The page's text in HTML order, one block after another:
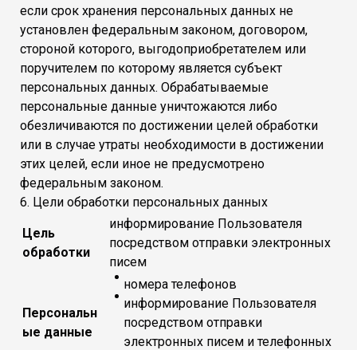
если срок хранения персональных данных не
установлен федеральным законом, договором,
стороной которого, выгодоприобретателем или
поручителем по которому является субъект
персональных данных. Обрабатываемые
персональные данные уничтожаются либо
обезличиваются по достижении целей обработки
или в случае утраты необходимости в достижении
этих целей, если иное не предусмотрено
федеральным законом.
6. Цели обработки персональных данных
Цель
обработки
информирование Пользователя
посредством отправки электронных
писем
Персональн
ые данные
номера телефонов
информирование Пользователя
посредством отправки
электронных писем и телефонных